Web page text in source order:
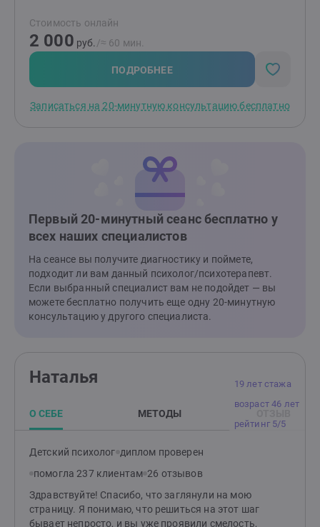
буду поделиться своими знаниями и быть полезной
тем, кто готов к изменениям!Чаще всего в работе
использую гештальт-подход.
Стоимость онлайн
2 000 руб. /≈ 60 мин.
ПОДРОБНЕЕ
Записаться на 20-минутную консультацию бесплатно
Первый 20-минутный сеанс бесплатно у
всех наших специалистов
На сеансе вы получите диагностику и поймете,
подходит ли вам данный психолог/психотерапевт.
Если выбранный специалист вам не подойдет — вы
можете бесплатно получить еще одну 20-минутную
консультацию у другого специалиста.
19 лет стажа
возраст 46 лет
рейтинг 5/5
Наталья
О СЕБЕ МЕТОДЫ
Детский психолог диплом проверен
помогла 237 клиентам 26 отзывов
Здравствуйте! Спасибо, что заглянули на мою
страницу. Я понимаю, что решиться на этот шаг
бывает непросто, и вы уже проявили смелость,